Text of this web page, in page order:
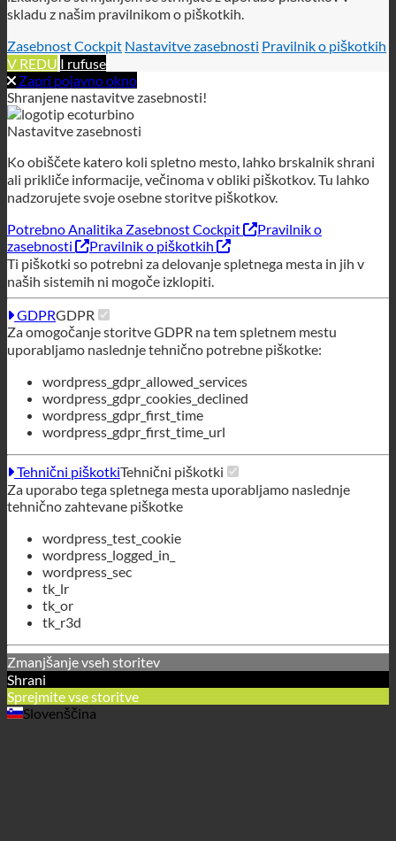
Nastavitve zasebnosti
Ko obiščete katero koli spletno mesto, lahko brskalnik shrani
ali prikliče informacije, večinoma v obliki piškotkov. Tu lahko
nadzorujete svoje osebne storitve piškotkov.
PotrebnoAnalitikaZasebnost Cockpit
zasebnosti
Pravilnik o piškotkih
naših sistemih ni mogoče izklopiti.
GDPRGDPR
uporabljamo naslednje tehnično potrebne piškotke:
wordpress_gdpr_allowed_services
wordpress_gdpr_cookies_declined
wordpress_gdpr_first_time
wordpress_gdpr_first_time_url
Tehnični piškotkiTehnični piškotki
Za uporabo tega spletnega mesta uporabljamo naslednje
tehnično zahtevane piškotke
wordpress_test_cookie
wordpress_logged_in_
wordpress_sec
tk_lr
tk_or
tk_r3d
Zmanjšanje vseh storitev
Shrani
Sprejmite vse storitve
Slovenščina